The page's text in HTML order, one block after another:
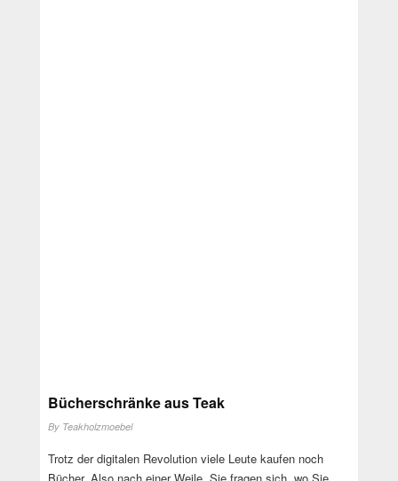
Bücherschränke aus Teak
By Teakholzmoebel
Trotz der digitalen Revolution viele Leute kaufen noch